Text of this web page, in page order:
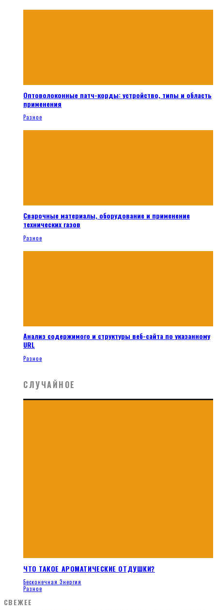
Оптоволоконные патч-корды: устройство, типы и область
применения
Разное
Сварочные материалы, оборудование и применение
технических газов
Разное
Анализ содержимого и структуры веб-сайта по указанному
URL
Разное
СЛУЧАЙНОЕ
ЧТО ТАКОЕ АРОМАТИЧЕСКИЕ ОТДУШКИ?
Бесконечная Энергия
Разное
СВЕЖЕЕ